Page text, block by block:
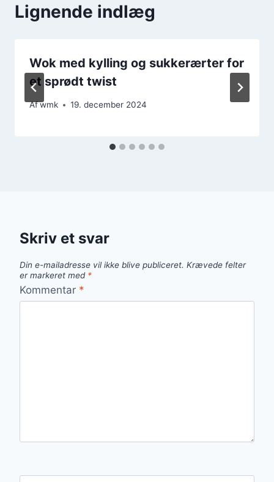
Lignende indlæg
Wok med kylling og sukkerærter for
et sprødt twist
Afwmk 19. december 2024
Skriv et svar
Din e-mailadresse vil ikke blive publiceret. Krævede felter
er markeret med *
Kommentar *